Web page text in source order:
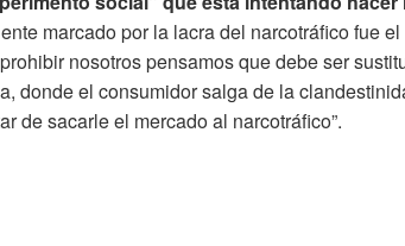
marcado por la lacra del narcotráfico fue el
nosotros pensamos que debe ser
donde el consumidor salga de la
de sacarle el mercado al narcotráfico”.